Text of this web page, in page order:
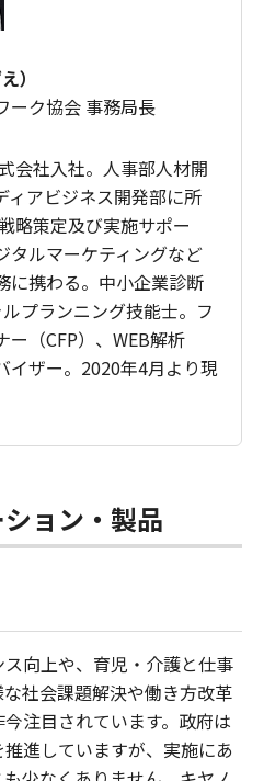
）
ーク協会 事務局長
会社入社。人事部人材開
ィアビジネス開発部に所
略策定及び実施サポー
タルマーケティングなど
に携わる。中小企業診断
プランニング技能士。フ
ー（CFP）、WEB解析
イザー。2020年4月より現
ョン・製品
向上や、育児・介護と仕事
社会課題解決や働き方改革
注目されています。政府は
進していますが、実施にあ